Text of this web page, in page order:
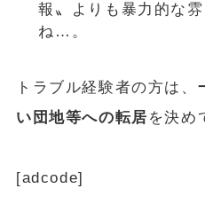
報〟よりも暴力的な
ね…。
トラブル経験者の方は、
い団地等への転居 を決め
[adcode]